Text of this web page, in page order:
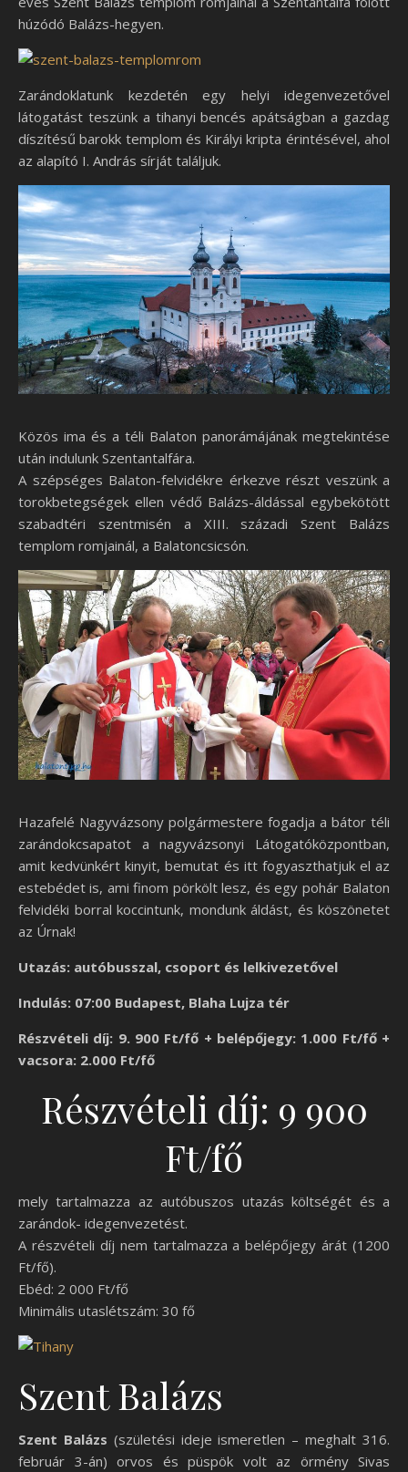
húzódó Balázs-hegyen.
Zarándoklatunk kezdetén egy helyi idegenvezetővel
látogatást teszünk a tihanyi bencés apátságban a gazdag
díszítésű barokk templom és Királyi kripta érintésével, ahol
az alapító I. András sírját találjuk.
Közös ima és a téli Balaton panorámájának megtekintése
után indulunk Szentantalfára.
A szépséges Balaton-felvidékre érkezve részt veszünk a
torokbetegségek ellen védő Balázs-áldással egybekötött
szabadtéri szentmisén a XIII. századi Szent Balázs
templom romjainál, a Balatoncsicsón.
Hazafelé Nagyvázsony polgármestere fogadja a bátor téli
zarándokcsapatot a nagyvázsonyi Látogatóközpontban,
amit kedvünkért kinyit, bemutat és itt fogyaszthatjuk el az
estebédet is, ami finom pörkölt lesz, és egy pohár Balaton
felvidéki borral koccintunk, mondunk áldást, és köszönetet
az Úrnak!
Utazás: autóbusszal, csoport és lelkivezetővel
Indulás: 07:00 Budapest, Blaha Lujza tér
Részvételi díj: 9. 900 Ft/fő + belépőjegy: 1.000 Ft/fő +
vacsora: 2.000 Ft/fő
Részvételi díj: 9 900
Ft/fő
mely tartalmazza az autóbuszos utazás költségét és a
zarándok- idegenvezetést.
A részvételi díj nem tartalmazza a belépőjegy árát (1200
Ft/fő).
Ebéd: 2 000 Ft/fő
Minimális utaslétszám: 30 fő
Szent Balázs
Szent Balázs (születési ideje ismeretlen – meghalt 316.
február 3-án) orvos és püspök volt az örmény Sivas